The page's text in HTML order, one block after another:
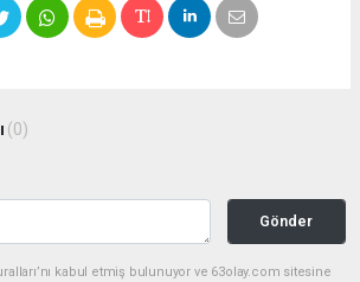
(0)
Gönder
kabul etmiş bulunuyor ve 63olay.com sitesine